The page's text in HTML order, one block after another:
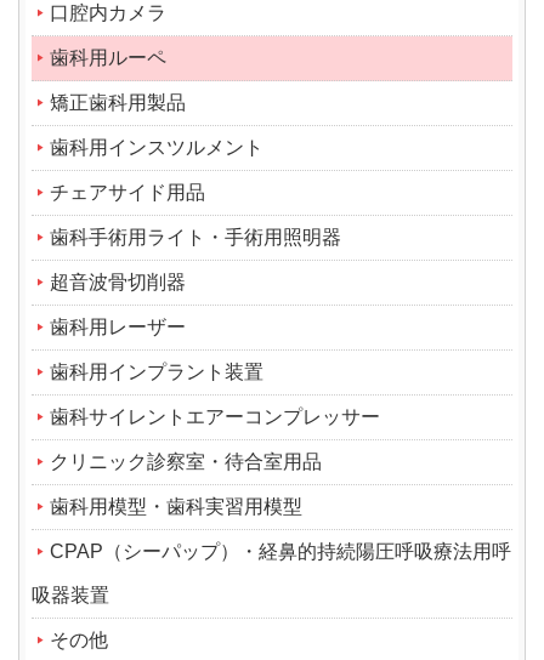
口腔内カメラ
歯科用ルーペ
矯正歯科用製品
歯科用インスツルメント
チェアサイド用品
歯科手術用ライト・手術用照明器
超音波骨切削器
歯科用レーザー
歯科用インプラント装置
歯科サイレントエアーコンプレッサー
クリニック診察室・待合室用品
歯科用模型・歯科実習用模型
CPAP（シーパップ）・経鼻的持続陽圧呼吸療法用呼
吸器装置
その他